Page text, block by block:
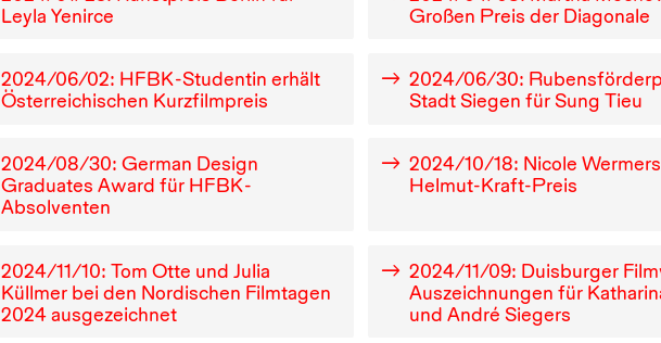
Leyla Yenirce
Großen Preis der Diagonale
2024/06/02: HFBK-Studentin erhält
Österreichischen Kurzfilmpreis
2024/06/30:
Stadt Siegen für Sung Tieu
2024/08/30: German Design
Graduates Award für HFBK-
Absolventen
2024/10/18: Nicole
Helmut-Kraft-Preis
2024/11/10: Tom Otte und Julia
Küllmer bei den Nordischen Filmtagen
2024ausgezeichnet
2024/11/09: Duisburger
Auszeichnungen für
und André Siegers